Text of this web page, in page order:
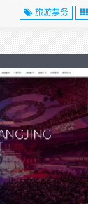
旅游票务